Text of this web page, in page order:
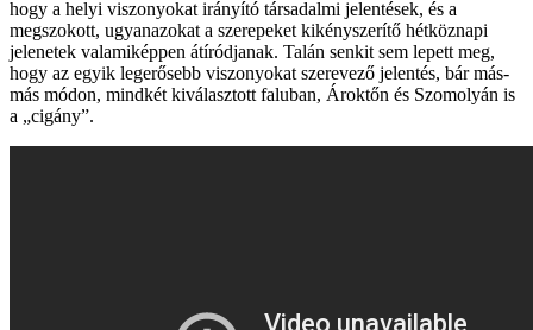
hogy a helyi viszonyokat irányító társadalmi jelentések, és a
megszokott, ugyanazokat a szerepeket kikényszerítő hétköznapi
jelenetek valamiképpen átíródjanak. Talán senkit sem lepett meg,
hogy az egyik legerősebb viszonyokat szerevező jelentés, bár más-
más módon, mindkét kiválasztott faluban, Ároktőn és Szomolyán is
a „cigány”.